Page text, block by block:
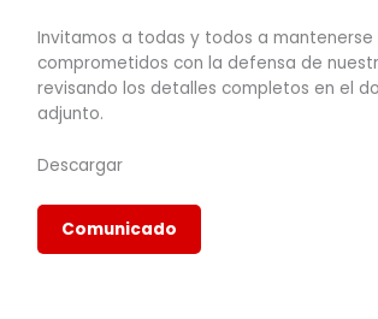
Invitamos a todas y todos a
comprometidos con la defensa de
revisando los detalles completos en el
adjunto.
Descargar
Comunicado